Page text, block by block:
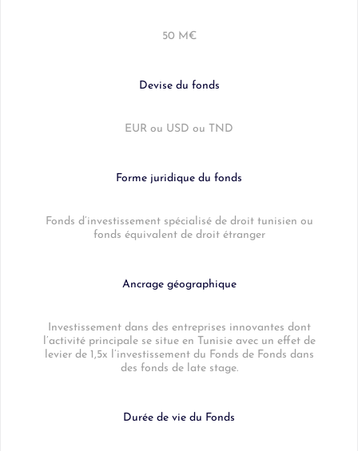
50 M€
Devise du fonds
EUR ou USD ou TND
Forme juridique du fonds
Fonds d’investissement spécialisé de droit tunisien ou
fonds équivalent de droit étranger
Ancrage géographique
Investissement dans des entreprises innovantes dont
l’activité principale se situe en Tunisie avec un effet de
levier de 1,5x l’investissement du Fonds de Fonds dans
des fonds de late stage.
Durée de vie du Fonds